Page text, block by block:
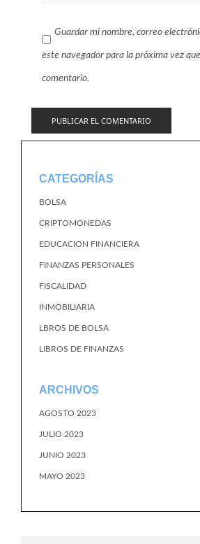
Guardar mi nombre, correo
este navegador para la próxima vez
comentario.
CATEGORÍAS
BOLSA
CRIPTOMONEDAS
EDUCACION FINANCIERA
FINANZAS PERSONALES
FISCALIDAD
INMOBILIARIA
LBROS DE BOLSA
LIBROS DE FINANZAS
ARCHIVOS
AGOSTO 2023
JULIO 2023
JUNIO 2023
MAYO 2023